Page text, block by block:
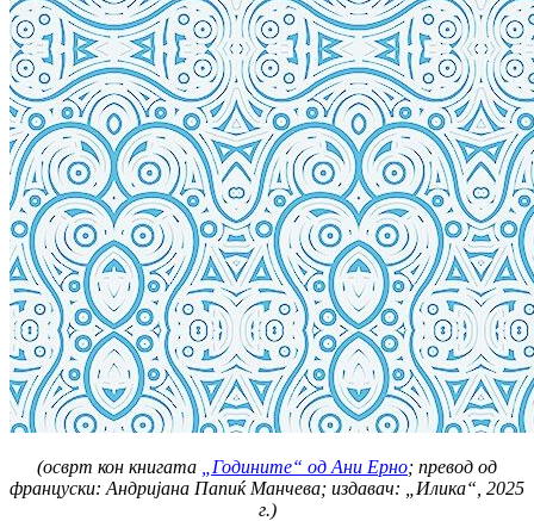
(осврт кон книгата „Годините“ од Ани Ерно; превод од
француски: Андријана Папиќ Манчева; издавач: „Илика“, 2025
г.)